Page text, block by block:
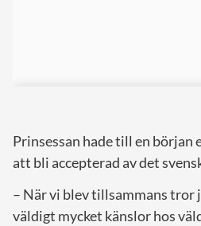
Prinsessan hade till en början
att bli accepterad av det
– När vi blev tillsammans tror
väldigt mycket känslor hos